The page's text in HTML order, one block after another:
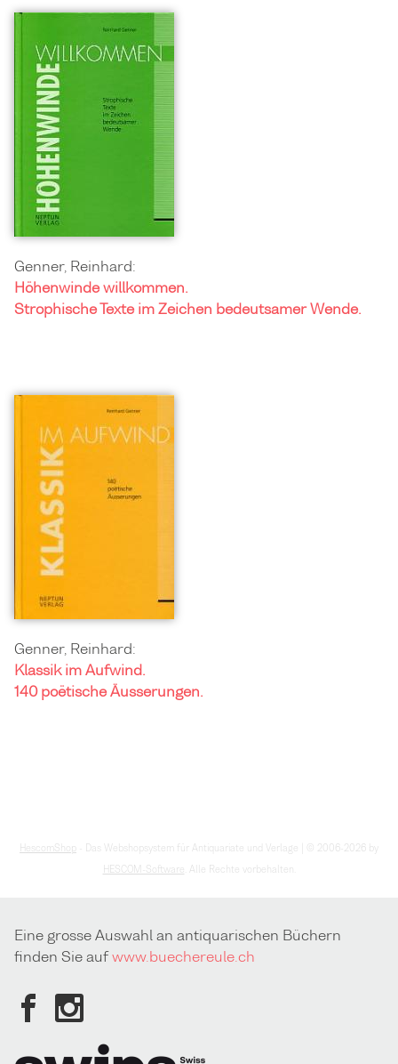
Genner, Reinhard:
Höhenwinde willkommen.
Strophische Texte im Zeichen bedeutsamer Wende.
Genner, Reinhard:
Klassik im Aufwind.
140 poëtische Äusserungen.
HescomShop
- Das Webshopsystem für Antiquariate und Verlage | © 2006-2026 by
HESCOM-Software
. Alle Rechte vorbehalten.
Eine grosse Auswahl an antiquarischen Büchern
finden Sie aufwww.buechereule.ch